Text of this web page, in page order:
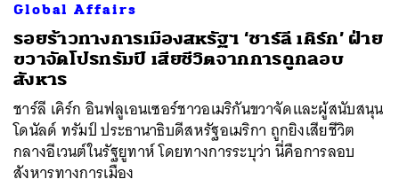
Global Affairs
รอยร้าวทางการเมืองสหรัฐฯ ‘ชาร์ลี เคิร์ก’ ฝ่าย
ขวาจัดโปรทรัมป์ เสียชีวิตจากการถูกลอบ
สังหาร
ชาร์ลี เคิร์ก อินฟลูเอนเซอร์ชาวอเมริกันขวาจัดและผู้สนับสนุน
โดนัลด์ ทรัมป์ ประธานาธิบดีสหรัฐอเมริกา ถูกยิงเสียชีวิต
กลางอีเวนต์ในรัฐยูทาห์ โดยทางการระบุว่า นี่คือการลอบ
สังหารทางการเมือง